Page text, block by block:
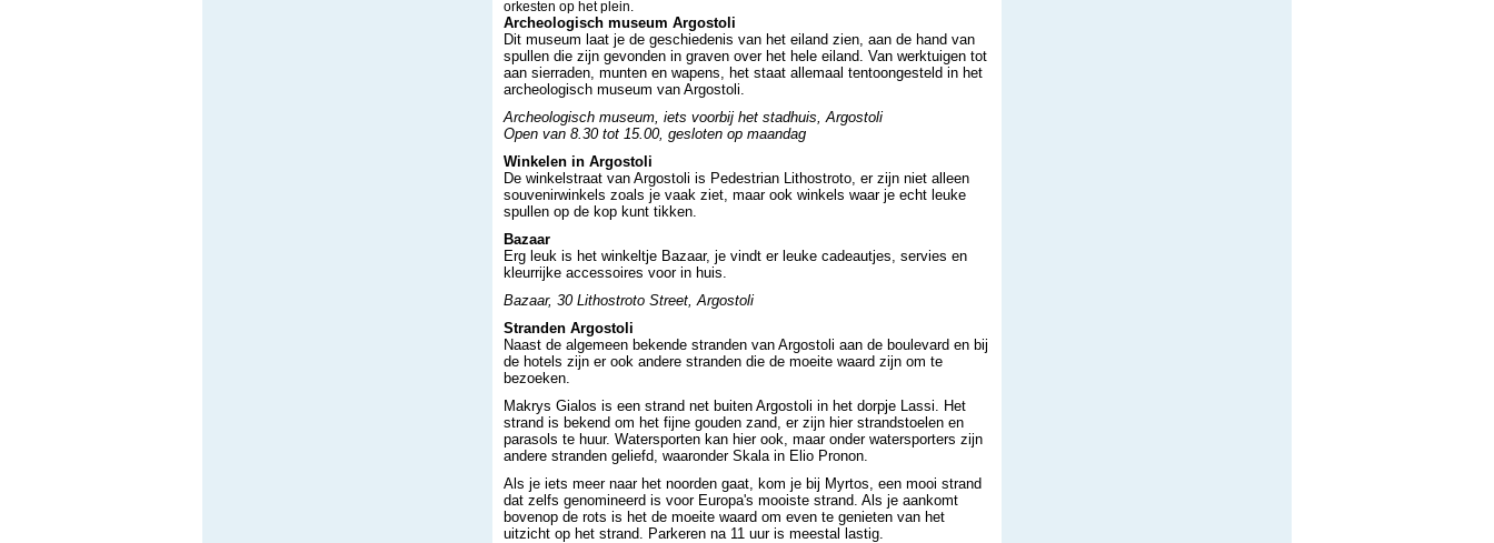
orkesten op het plein.
Archeologisch museum Argostoli
Dit museum laat je de geschiedenis van het eiland zien, aan de hand van
spullen die zijn gevonden in graven over het hele eiland. Van werktuigen tot
aan sierraden, munten en wapens, het staat allemaal tentoongesteld in het
archeologisch museum van Argostoli.
Archeologisch museum, iets voorbij het stadhuis, Argostoli
Open van 8.30 tot 15.00, gesloten op maandag
Winkelen in Argostoli
De winkelstraat van Argostoli is Pedestrian Lithostroto, er zijn niet alleen
souvenirwinkels zoals je vaak ziet, maar ook winkels waar je echt leuke
spullen op de kop kunt tikken.
Bazaar
Erg leuk is het winkeltje Bazaar, je vindt er leuke cadeautjes, servies en
kleurrijke accessoires voor in huis.
Bazaar, 30 Lithostroto Street, Argostoli
Stranden Argostoli
Naast de algemeen bekende stranden van Argostoli aan de boulevard en bij
de hotels zijn er ook andere stranden die de moeite waard zijn om te
bezoeken.
Makrys Gialos is een strand net buiten Argostoli in het dorpje Lassi. Het
strand is bekend om het fijne gouden zand, er zijn hier strandstoelen en
parasols te huur. Watersporten kan hier ook, maar onder watersporters zijn
andere stranden geliefd, waaronder Skala in Elio Pronon.
Als je iets meer naar het noorden gaat, kom je bij Myrtos, een mooi strand
dat zelfs genomineerd is voor Europa's mooiste strand. Als je aankomt
bovenop de rots is het de moeite waard om even te genieten van het
uitzicht op het strand. Parkeren na 11 uur is meestal lastig.